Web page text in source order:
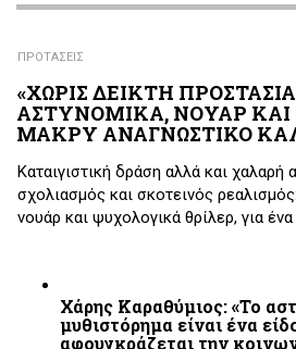
ΠΡΟΤΑΣΕΙΣ
«ΧΩΡΙΣ ΔΕΙΚΤΗ
ΑΣΤΥΝΟΜΙΚΑ, ΝΟΥΑΡ ΚΑΙ
ΜΑΚΡΥ ΑΝΑΓΝΩΣΤΙΚΟ
Καταιγιστική δράση αλλά και χαλαρή
σχολιασμός και σκοτεινός
νουάρ και ψυχολογικά θρίλερ, για
Χάρης Καραθύμιος: «Το
μυθιστόρημα είναι ένα
αφουγκράζεται την